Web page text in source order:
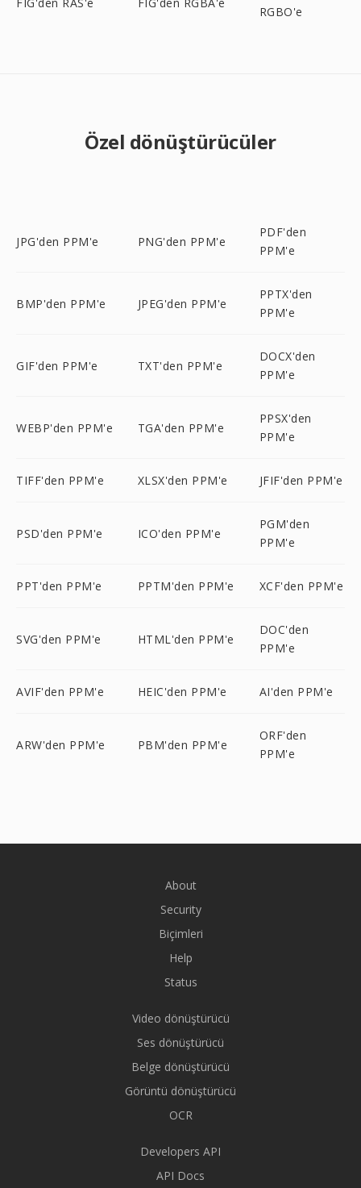
RGBO'e
Özel dönüştürücüler
JPG'den PPM'e PNG'den PPM'e
PDF'den
PPM'e
BMP'den PPM'e JPEG'den PPM'e
PPTX'den
PPM'e
GIF'den PPM'e TXT'den PPM'e
DOCX'den
PPM'e
WEBP'den PPM'e TGA'den PPM'e
PPSX'den
PPM'e
TIFF'den PPM'e XLSX'den PPM'e JFIF'den PPM'e
PSD'den PPM'e ICO'den PPM'e
PGM'den
PPM'e
PPT'den PPM'e PPTM'den PPM'e XCF'den PPM'e
SVG'den PPM'e HTML'den PPM'e
DOC'den
PPM'e
AVIF'den PPM'e HEIC'den PPM'e AI'den PPM'e
ARW'den PPM'e PBM'den PPM'e
ORF'den
PPM'e
About
Security
Biçimleri
Help
Status
Video dönüştürücü
Ses dönüştürücü
Belge dönüştürücü
Görüntü dönüştürücü
OCR
Developers API
API Docs